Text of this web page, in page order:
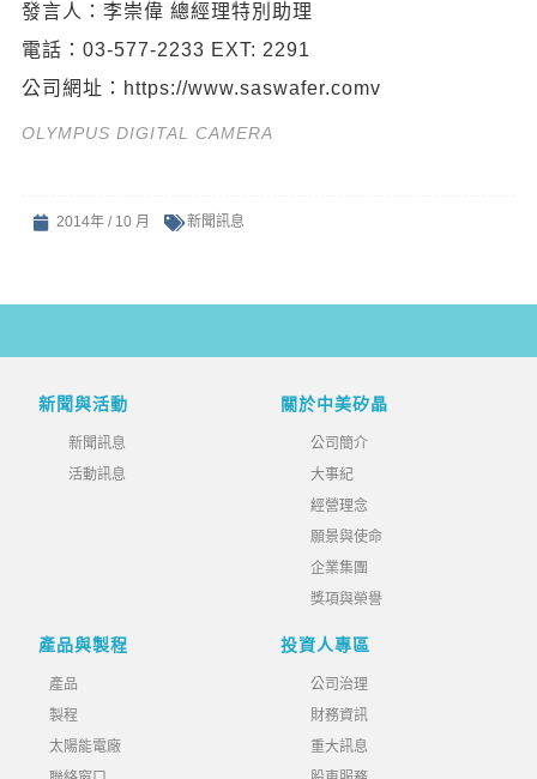
發言人：李崇偉 總經理特別助理
電話：03-577-2233 EXT: 2291
公司網址：https://www.saswafer.comv
OLYMPUS DIGITAL CAMERA
2014年 / 10 月 新聞訊息
新聞與活動
新聞訊息
活動訊息
關於中美矽晶
公司簡介
大事紀
經營理念
願景與使命
企業集團
獎項與榮譽
產品與製程
產品
製程
太陽能電廠
投資人專區
公司治理
財務資訊
重大訊息